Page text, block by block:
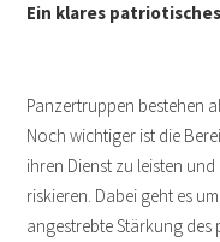
Ein klares
Panzertruppen bestehen
Noch wichtiger ist die
ihren Dienst zu leisten
riskieren. Dabei geht es
angestrebte Stärkung